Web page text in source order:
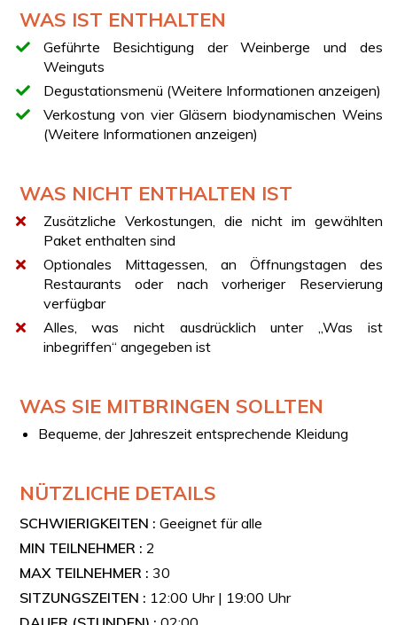
biodynamischen Weins
MENÜ
Das im Erlebnis enthaltene Menü umfasst:
Vorspeise
Erster Gang
Weinbegleitung mit vier Gläsern biodynamischen
Weins, darunter eine Falanghina im Zementfass, eine
Cuvée aus Piedirosso und Aglianico, ein Fiano im
Amphorenfass und ein Pallagrello Nero in Amphore
gereift, ausgewählt je nach saisonaler Menüauswahl.
KINDER
Kinder von 0 bis 9 Jahren können kostenlos an der
Führung teilnehmen, erhalten jedoch keine Verkostung.
WAS IST ENTHALTEN
Geführte Besichtigung der Weinberge und des
Weinguts
Degustationsmenü (Weitere Informationen anzeigen)
Verkostung von vier Gläsern biodynamischen Weins
(Weitere Informationen anzeigen)
WAS NICHT ENTHALTEN IST
Zusätzliche Verkostungen, die nicht im gewählten
Paket enthalten sind
Optionales Mittagessen, an Öffnungstagen des
Restaurants oder nach vorheriger Reservierung
verfügbar
Alles, was nicht ausdrücklich unter „Was ist
inbegriffen“ angegeben ist
WAS SIE MITBRINGEN SOLLTEN
Bequeme, der Jahreszeit entsprechende Kleidung
NÜTZLICHE DETAILS
SCHWIERIGKEITEN :Geeignet für alle
MIN TEILNEHMER :2
MAX TEILNEHMER : 30
SITZUNGSZEITEN : 12:00 Uhr | 19:00 Uhr